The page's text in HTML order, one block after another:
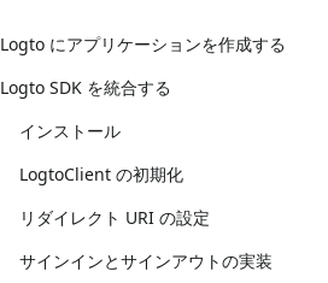
Logto にアプリケーションを作成する
Logto SDK を統合する
インストール
LogtoClient の初期化
リダイレクト URI の設定
サインインとサインアウトの実装